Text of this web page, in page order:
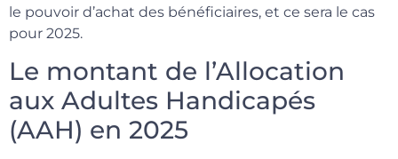
le pouvoir d’achat des bénéficiaires, et ce sera le cas
pour 2025.
Le montant de l’Allocation
aux Adultes Handicapés
(AAH) en 2025